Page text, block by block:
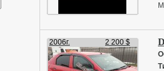
2006г. 2 200 $